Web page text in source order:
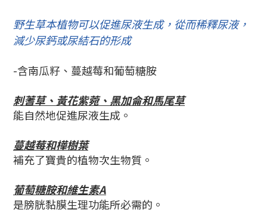
野生草本植物可以促進尿液生成，從而稀釋尿液，
減少尿鈣或尿結石的形成
-含南瓜籽、蔓越莓和葡萄糖胺
刺蓍草、黃花紫菀、黑加侖和馬尾草
能自然地促進尿液生成。
蔓越莓和樺樹葉
補充了寶貴的植物次生物質。
葡萄糖胺和維生素A
是膀胱黏膜生理功能所必需的。